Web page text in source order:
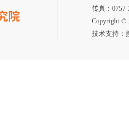
传真：
Copyright ©
技术支持：